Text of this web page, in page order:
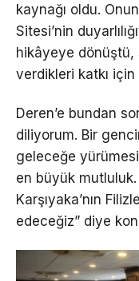
kaynağı oldu.
Sitesi’nin
hikâyeye dönüştü,
verdikleri katkı
Deren’e bundan
diliyorum. Bir
geleceğe
en büyük
Karşıyaka’nın
edeceğiz” diye